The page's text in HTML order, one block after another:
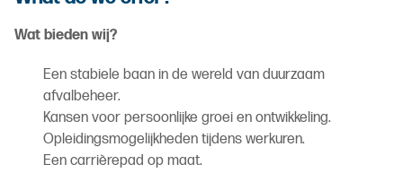
Wat bieden wij?
Een stabiele baan in de wereld van duurzaam
afvalbeheer.
Kansen voor persoonlijke groei en ontwikkeling.
Opleidingsmogelijkheden tijdens werkuren.
Een carrièrepad op maat.